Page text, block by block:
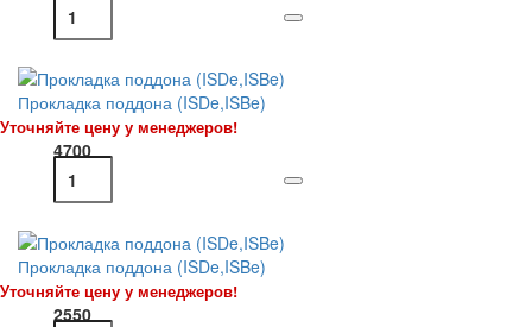
Прокладка поддона (ISDe,ISBe)
Уточняйте цену у менеджеров!
4700
Прокладка поддона (ISDe,ISBe)
Уточняйте цену у менеджеров!
2550